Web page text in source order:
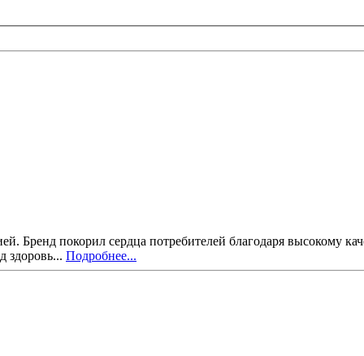
Бренд покорил сердца потребителей благодаря высокому
здоровь... Подробнее...